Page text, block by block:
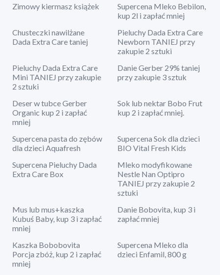
Zimowy kiermasz książek
Supercena Mleko Bebilon,
kup 2l i zapłać mniej
Chusteczki nawilżane
Dada Extra Care taniej
Pieluchy Dada Extra Care
Newborn TANIEJ przy
zakupie 2 sztuki
Pieluchy Dada Extra Care
Mini TANIEJ przy zakupie
2 sztuki
Danie Gerber 29% taniej
przy zakupie 3 sztuk
Deser w tubce Gerber
Organic kup 2 i zapłać
mniej
Sok lub nektar Bobo Frut
kup 2 i zapłać mniej.
Supercena pasta do zębów
dla dzieci Aquafresh
Supercena Sok dla dzieci
BIO Vital Fresh Kids
Supercena Pieluchy Dada
Extra Care Box
Mleko modyfikowane
Nestle Nan Optipro
TANIEJ przy zakupie 2
sztuki
Mus lub mus+kaszka
Kubuś Baby, kup 3 i zapłać
mniej
Danie Bobovita, kup 3 i
zapłać mniej
Kaszka Bobobovita
Porcja zbóż, kup 2 i zapłać
mniej
Supercena Mleko dla
dzieci Enfamil, 800 g